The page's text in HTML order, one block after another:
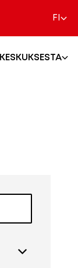
FI
KESKUKSESTA